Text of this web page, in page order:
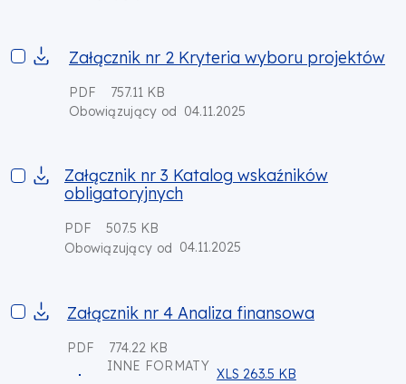
Załącznik nr 2 Kryteria wyboru projektów
Załącznik nr 2 Kryteria wyboru projektów
PDF
757.11 KB
Obowiązujący od 04.11.2025
Załącznik nr 3 Katalog wskaźników obligatoryjnych
Załącznik nr 3 Katalog wskaźników
obligatoryjnych
PDF
507.5 KB
Obowiązujący od 04.11.2025
Załącznik nr 4 Analiza finansowa
Załącznik nr 4 Analiza finansowa
PDF
774.22 KB
INNE FORMATY
XLS 263.5 KB